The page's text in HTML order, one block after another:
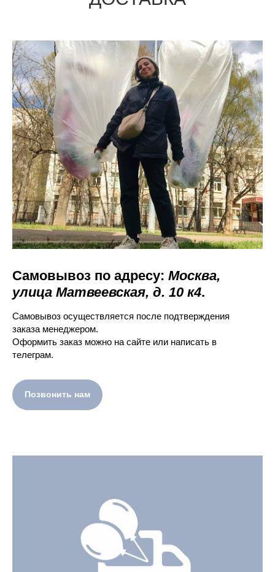
Самовывоз по адресу: Москва,
улица Матвеевская, д. 10 к4.
Самовывоз осуществляется после подтверждения
заказа менеджером.
Оформить заказ можно на сайте или написать в
телеграм.
Позвонить нам